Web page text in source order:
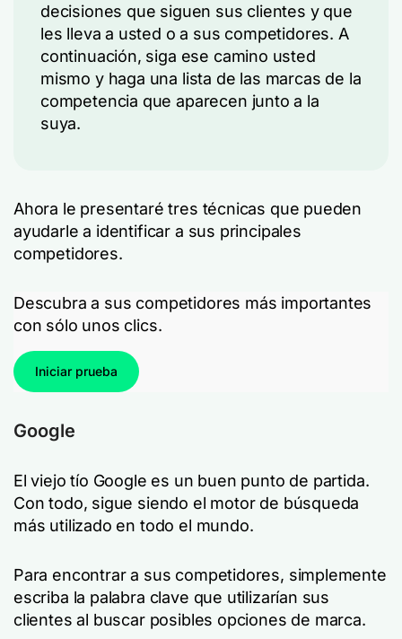
decisiones que siguen sus clientes y que
les lleva a usted o a sus competidores. A
continuación, siga ese camino usted
mismo y haga una lista de las marcas de la
competencia que aparecen junto a la
suya.
Ahora le presentaré tres técnicas que pueden
ayudarle a identificar a sus principales
competidores.
Descubra a sus competidores más importantes
con sólo unos clics.
Iniciar prueba
Google
El viejo tío Google es un buen punto de partida.
Con todo, sigue siendo el motor de búsqueda
más utilizado en todo el mundo.
Para encontrar a sus competidores, simplemente
escriba la palabra clave que utilizarían sus
clientes al buscar posibles opciones de marca.